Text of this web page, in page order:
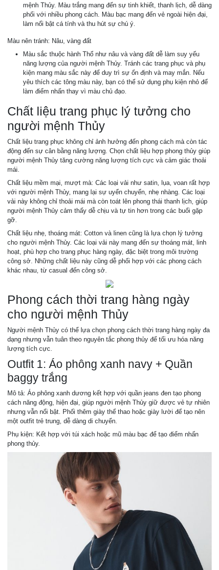
mệnh Thủy. Màu trắng mang đến sự tinh khiết, thanh lịch, dễ dàng
phối với nhiều phong cách. Màu bạc mang đến vẻ ngoài hiện đại,
làm nổi bật cá tính và thu hút sự chú ý.
Màu nên tránh: Nâu, vàng đất
Màu sắc thuộc hành Thổ như nâu và vàng đất dễ làm suy yếu
năng lượng của người mệnh Thủy. Tránh các trang phục và phụ
kiện mang màu sắc này để duy trì sự ổn định và may mắn. Nếu
yêu thích các tông màu này, bạn có thể sử dụng phụ kiện nhỏ để
làm điểm nhấn thay vì màu chủ đạo.
Chất liệu trang phục lý tưởng cho
người mệnh Thủy
Chất liệu trang phục không chỉ ảnh hưởng đến phong cách mà còn tác
động đến sự cân bằng năng lượng. Chọn chất liệu hợp phong thủy giúp
người mệnh Thủy tăng cường năng lượng tích cực và cảm giác thoải
mái.
Chất liệu mềm mại, mượt mà: Các loại vải như satin, lụa, voan rất hợp
với người mệnh Thủy, mang lại sự uyển chuyển, nhẹ nhàng. Các loại
vải này không chỉ thoải mái mà còn toát lên phong thái thanh lịch, giúp
người mệnh Thủy cảm thấy dễ chịu và tự tin hơn trong các buổi gặp
gỡ.
Chất liệu nhẹ, thoáng mát: Cotton và linen cũng là lựa chọn lý tưởng
cho người mệnh Thủy. Các loại vải này mang đến sự thoáng mát, linh
hoạt, phù hợp cho trang phục hàng ngày, đặc biệt trong môi trường
công sở. Những chất liệu này cũng dễ phối hợp với các phong cách
khác nhau, từ casual đến công sở.
Phong cách thời trang hàng ngày
cho người mệnh Thủy
Người mệnh Thủy có thể lựa chọn phong cách thời trang hàng ngày đa
dạng nhưng vẫn tuân theo nguyên tắc phong thủy để tối ưu hóa năng
lượng tích cực.
Outfit 1: Áo phông xanh navy + Quần
baggy trắng
Mô tả: Áo phông xanh dương kết hợp với quần jeans đen tạo phong
cách năng động, hiện đại, giúp người mệnh Thủy giữ được vẻ tự nhiên
nhưng vẫn nổi bật. Phối thêm giày thể thao hoặc giày lười để tạo nên
một outfit trẻ trung, dễ dàng di chuyển.
Phụ kiện: Kết hợp với túi xách hoặc mũ màu bạc để tạo điểm nhấn
phong thủy.